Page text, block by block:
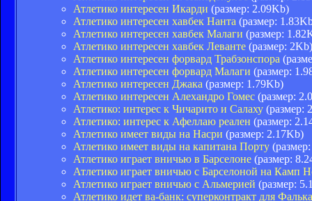
Атлетико интересен Икарди (размер: 2.09Kb)
Атлетико интересен хавбек Нанта (размер:
Атлетико интересен хавбек Малаги (размер:
Атлетико интересен хавбек Леванте (размер: 2Kb)
Атлетико интересен форвард Трабзонспора
Атлетико интересен форвард Малаги (размер:
Атлетико интересен Джака (размер: 1.79Kb)
Атлетико интересен Алехандро Гомес (размер:
Атлетико: интерес к Чичарито и Салаху (размер:
Атлетико: интерес к Афеллаю реален (размер:
Атлетико имеет виды на Насри (размер: 2.17Kb)
Атлетико имеет виды на капитана Порту
Атлетико играет вничью в Барселоне (размер:
Атлетико играет вничью с Барселоной на Камп
Атлетико играет вничью с Альмерией (размер:
Атлетико идет ва-банк: суперконтракт для